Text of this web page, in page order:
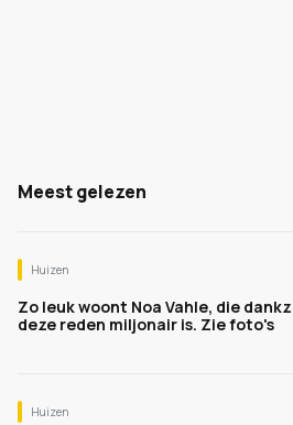
Meest gelezen
Huizen
Zo leuk woont Noa Vahle, die
deze reden miljonair is. Zie foto's
Huizen